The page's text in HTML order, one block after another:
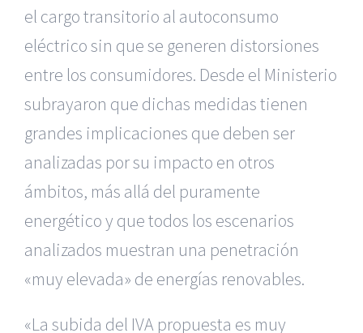
el cargo transitorio al autoconsumo
eléctrico sin que se generen distorsiones
entre los consumidores. Desde el Ministerio
subrayaron que dichas medidas tienen
grandes implicaciones que deben ser
analizadas por su impacto en otros
ámbitos, más allá del puramente
energético y que todos los escenarios
analizados muestran una penetración
«muy elevada» de energías renovables.
«La subida del IVA propuesta es muy